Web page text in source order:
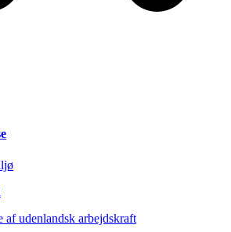
af udenlandsk arbejdskraft